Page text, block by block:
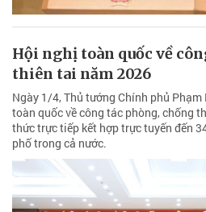
Hội nghị toàn quốc về
thiên tai năm 2026
Ngày 1/4, Thủ tướng Chính phủ
toàn quốc về công tác phòng, chống
thức trực tiếp kết hợp trực tuyến đến
phố trong cả nước.